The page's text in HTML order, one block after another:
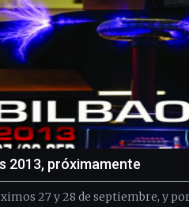
2013, próximamente
27 y 28 de septiembre, y